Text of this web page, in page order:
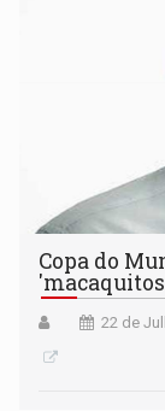
Copa do
22 de